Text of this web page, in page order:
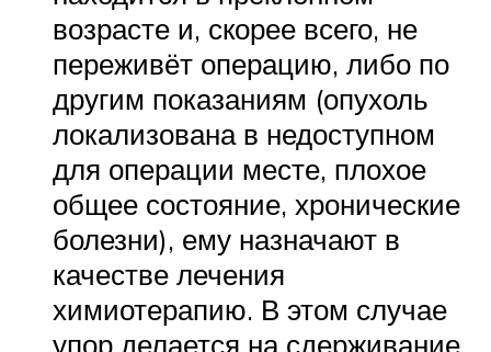
возрасте и, скорее всего, не
переживёт операцию, либо по
другим показаниям (опухоль
локализована в недоступном
для операции месте, плохое
общее состояние, хронические
болезни), ему назначают в
качестве лечения
химиотерапию. В этом случае
упор делается на сдерживание